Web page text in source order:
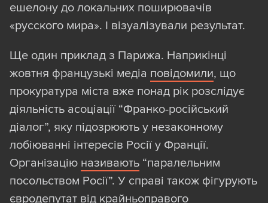
ешелону до локальних поширювачів
«русского мира». І візуалізували результат.
Ще один приклад з Парижа. Наприкінці
жовтня французькі медіа повідомили, що
прокуратура міста вже понад рік розслідує
діяльність асоціації “Франко-російський
діалог”, яку підозрюють у незаконному
лобіюванні інтересів Росії у Франції.
Організацію називають “паралельним
посольством Росії”. У справі також фігурують
євродепутат від крайньоправого